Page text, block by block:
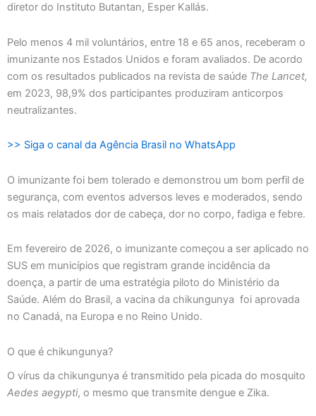
diretor do Instituto Butantan, Esper Kallás.
Pelo menos 4 mil voluntários, entre 18 e 65 anos, receberam o
imunizante nos Estados Unidos e foram avaliados. De acordo
com os resultados publicados na revista de saúde The Lancet,
em 2023, 98,9% dos participantes produziram anticorpos
neutralizantes.
>> Siga o canal da Agência Brasil no WhatsApp
O imunizante foi bem tolerado e demonstrou um bom perfil de
segurança, com eventos adversos leves e moderados, sendo
os mais relatados dor de cabeça, dor no corpo, fadiga e febre.
Em fevereiro de 2026, o imunizante começou a ser aplicado no
SUS em municípios que registram grande incidência da
doença, a partir de uma estratégia piloto do Ministério da
Saúde. Além do Brasil, a vacina da chikungunya foi aprovada
no Canadá, na Europa e no Reino Unido.
O que é chikungunya?
O vírus da chikungunya é transmitido pela picada do mosquito
Aedes aegypti, o mesmo que transmite dengue e Zika.